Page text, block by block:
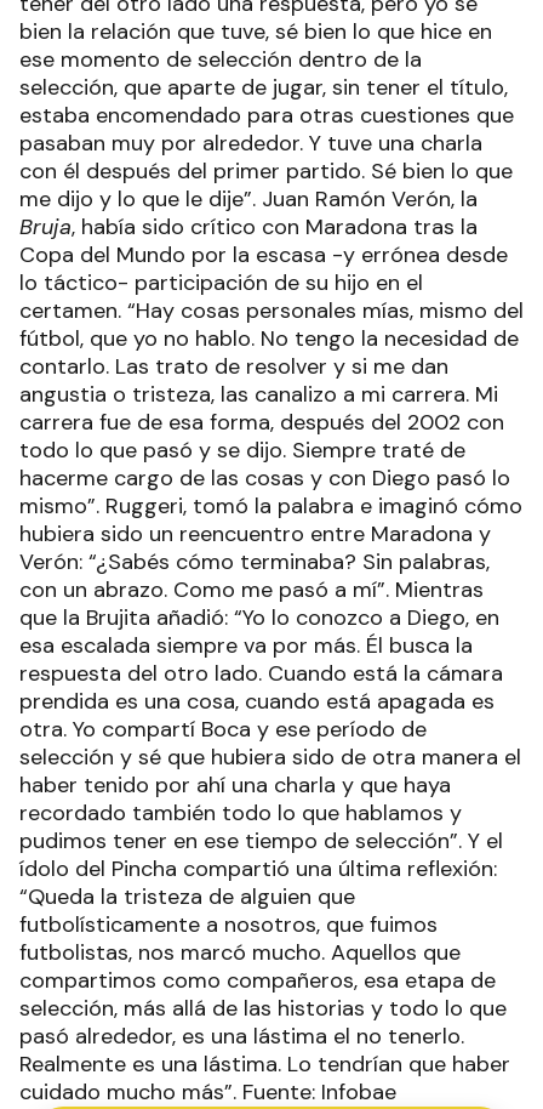
bien la relación que tuve, sé bien lo que hice en
ese momento de selección dentro de la
selección, que aparte de jugar, sin tener el título,
estaba encomendado para otras cuestiones que
pasaban muy por alrededor. Y tuve una charla
con él después del primer partido. Sé bien lo que
me dijo y lo que le dije”. Juan Ramón Verón, la
Bruja, había sido crítico con Maradona tras la
Copa del Mundo por la escasa -y errónea desde
lo táctico- participación de su hijo en el
certamen. “Hay cosas personales mías, mismo del
fútbol, que yo no hablo. No tengo la necesidad de
contarlo. Las trato de resolver y si me dan
angustia o tristeza, las canalizo a mi carrera. Mi
carrera fue de esa forma, después del 2002 con
todo lo que pasó y se dijo. Siempre traté de
hacerme cargo de las cosas y con Diego pasó lo
mismo”. Ruggeri, tomó la palabra e imaginó cómo
hubiera sido un reencuentro entre Maradona y
Verón: “¿Sabés cómo terminaba? Sin palabras,
con un abrazo. Como me pasó a mí”. Mientras
que la Brujita añadió: “Yo lo conozco a Diego, en
esa escalada siempre va por más. Él busca la
respuesta del otro lado. Cuando está la cámara
prendida es una cosa, cuando está apagada es
otra. Yo compartí Boca y ese período de
selección y sé que hubiera sido de otra manera el
haber tenido por ahí una charla y que haya
recordado también todo lo que hablamos y
pudimos tener en ese tiempo de selección”. Y el
ídolo del Pincha compartió una última reflexión:
“Queda la tristeza de alguien que
futbolísticamente a nosotros, que fuimos
futbolistas, nos marcó mucho. Aquellos que
compartimos como compañeros, esa etapa de
selección, más allá de las historias y todo lo que
pasó alrededor, es una lástima el no tenerlo.
Realmente es una lástima. Lo tendrían que haber
cuidado mucho más”. Fuente: Infobae